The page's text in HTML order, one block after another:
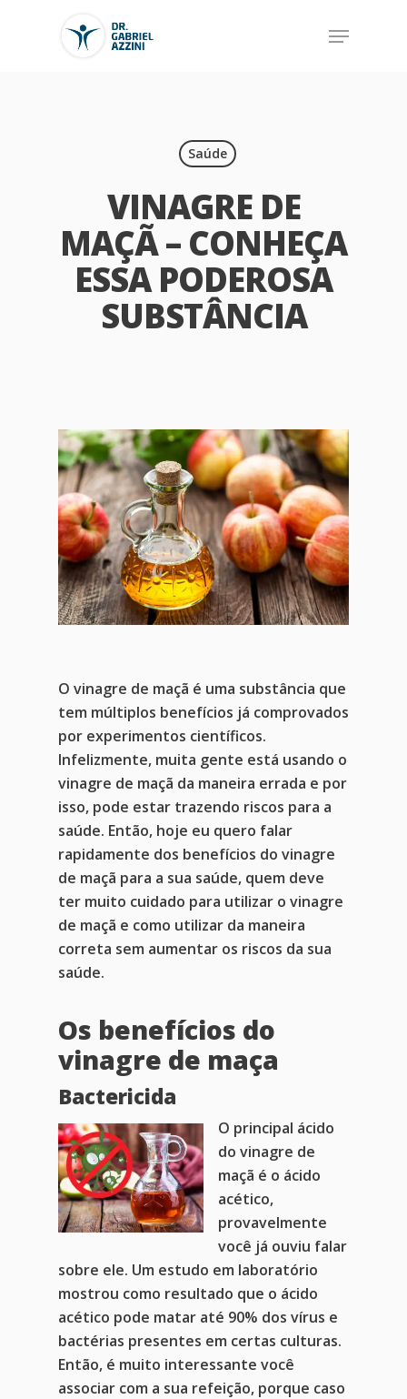
Saúde
VINAGRE DE
MAÇÃ – CONHEÇA
ESSA PODEROSA
SUBSTÂNCIA
O vinagre de maçã é uma substância que
tem múltiplos benefícios já comprovados
por experimentos científicos.
Infelizmente, muita gente está usando o
vinagre de maçã da maneira errada e por
isso, pode estar trazendo riscos para a
saúde. Então, hoje eu quero falar
rapidamente dos benefícios do vinagre
de maçã para a sua saúde, quem deve
ter muito cuidado para utilizar o vinagre
de maçã e como utilizar da maneira
correta sem aumentar os riscos da sua
saúde.
Os benefícios do
vinagre de maça
Bactericida
O principal ácido
do vinagre de
maçã é o ácido
acético,
provavelmente
você já ouviu falar
sobre ele. Um estudo em laboratório
mostrou como resultado que o ácido
acético pode matar até 90% dos vírus e
bactérias presentes em certas culturas.
Então, é muito interessante você
associar com a sua refeição, porque caso